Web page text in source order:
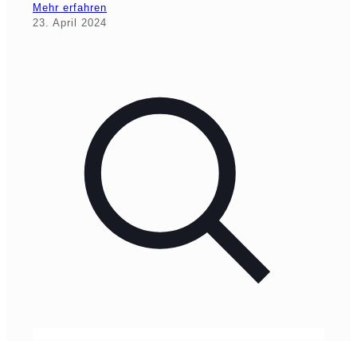
Mehr erfahren
23. April 2024